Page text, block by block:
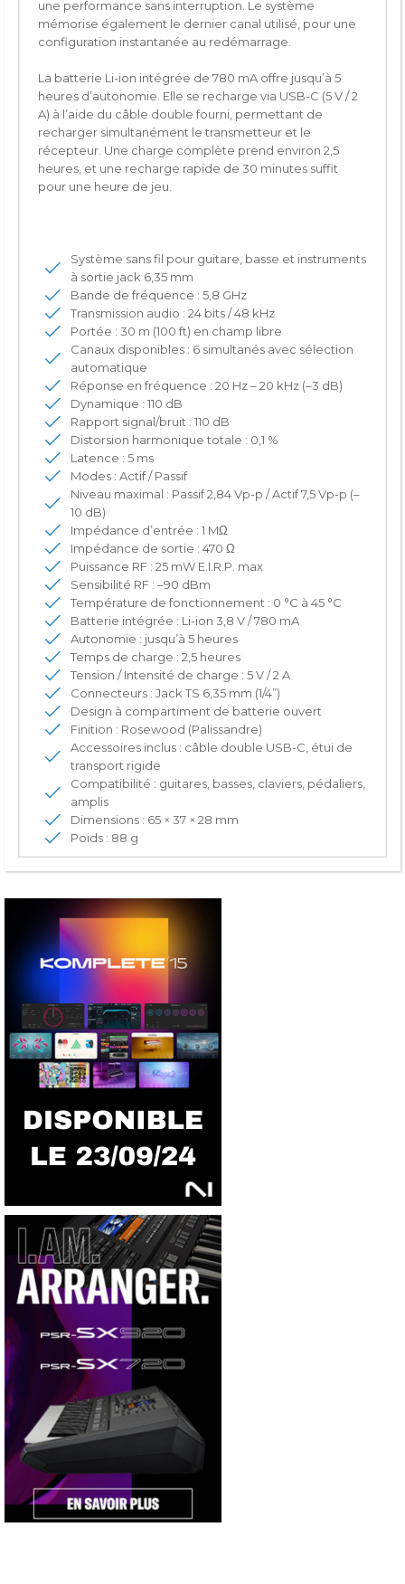
une performance sans interruption. Le système
mémorise également le dernier canal utilisé, pour une
configuration instantanée au redémarrage.
La batterie Li-ion intégrée de 780 mA offre jusqu’à 5
heures d’autonomie. Elle se recharge via USB-C (5 V / 2
A) à l’aide du câble double fourni, permettant de
recharger simultanément le transmetteur et le
récepteur. Une charge complète prend environ 2,5
heures, et une recharge rapide de 30 minutes suffit
pour une heure de jeu.
Système sans fil pour guitare, basse et instruments
à sortie jack 6,35 mm
Bande de fréquence : 5,8 GHz
Transmission audio : 24 bits / 48 kHz
Portée : 30 m (100 ft) en champ libre
Canaux disponibles : 6 simultanés avec sélection
automatique
Réponse en fréquence : 20 Hz – 20 kHz (–3 dB)
Dynamique : 110 dB
Rapport signal/bruit : 110 dB
Distorsion harmonique totale : 0,1 %
Latence : 5 ms
Modes : Actif / Passif
Niveau maximal : Passif 2,84 Vp-p / Actif 7,5 Vp-p (–
10 dB)
Impédance d’entrée : 1 MΩ
Impédance de sortie : 470 Ω
Puissance RF : 25 mW E.I.R.P. max
Sensibilité RF : –90 dBm
Température de fonctionnement : 0 °C à 45 °C
Batterie intégrée : Li-ion 3,8 V / 780 mA
Autonomie : jusqu’à 5 heures
Temps de charge : 2,5 heures
Tension / Intensité de charge : 5 V / 2 A
Connecteurs : Jack TS 6,35 mm (1/4”)
Design à compartiment de batterie ouvert
Finition : Rosewood (Palissandre)
Accessoires inclus : câble double USB-C, étui de
transport rigide
Compatibilité : guitares, basses, claviers, pédaliers,
amplis
Dimensions : 65 × 37 × 28 mm
Poids : 88 g